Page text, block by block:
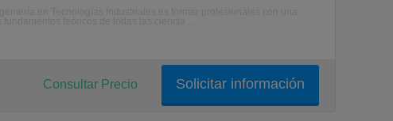
Solicitar información
Consultar Precio